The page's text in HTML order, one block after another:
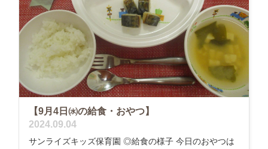
【9月4日㈬の給食・おやつ】
2024.09.04
サンライズキッズ保育園 ◎給食の様子 今日のおやつは